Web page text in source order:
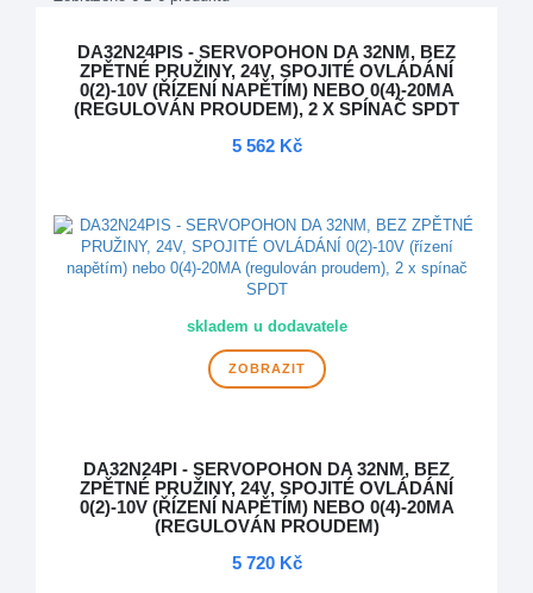
DA32N24PIS - SERVOPOHON DA 32NM, BEZ
ZPĚTNÉ PRUŽINY, 24V, SPOJITÉ OVLÁDÁNÍ
0(2)-10V (ŘÍZENÍ NAPĚTÍM) NEBO 0(4)-20MA
(REGULOVÁN PROUDEM), 2 X SPÍNAČ SPDT
5 562 Kč
skladem u dodavatele
ZOBRAZIT
DA32N24PI - SERVOPOHON DA 32NM, BEZ
ZPĚTNÉ PRUŽINY, 24V, SPOJITÉ OVLÁDÁNÍ
0(2)-10V (ŘÍZENÍ NAPĚTÍM) NEBO 0(4)-20MA
(REGULOVÁN PROUDEM)
5 720 Kč